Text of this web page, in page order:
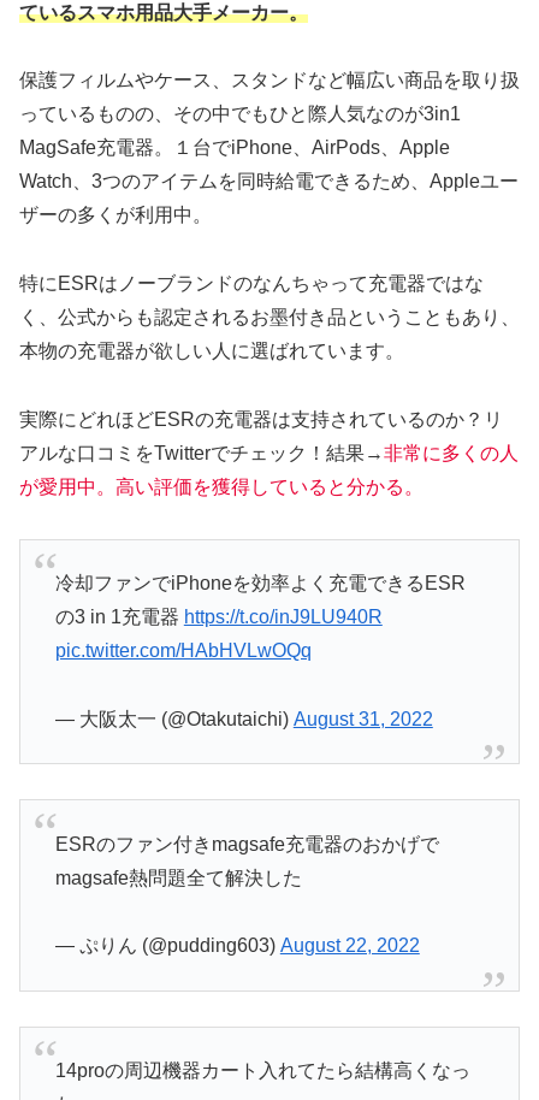
ているスマホ用品大手メーカー。
保護フィルムやケース、スタンドなど幅広い商品を取り扱
っているものの、その中でもひと際人気なのが3in1
MagSafe充電器。１台でiPhone、AirPods、Apple
Watch、3つのアイテムを同時給電できるため、Appleユー
ザーの多くが利用中。
特にESRはノーブランドのなんちゃって充電器ではな
く、公式からも認定されるお墨付き品ということもあり、
本物の充電器が欲しい人に選ばれています。
実際にどれほどESRの充電器は支持されているのか？リ
アルな口コミをTwitterでチェック！結果→非常に多くの人
が愛用中。高い評価を獲得していると分かる。
冷却ファンでiPhoneを効率よく充電できるESR
の3 in 1充電器 https://t.co/inJ9LU940R
pic.twitter.com/HAbHVLwOQq
— 大阪太一 (@Otakutaichi) August 31, 2022
ESRのファン付きmagsafe充電器のおかげで
magsafe熱問題全て解決した
— ぷりん (@pudding603) August 22, 2022
14proの周辺機器カート入れてたら結構高くなっ